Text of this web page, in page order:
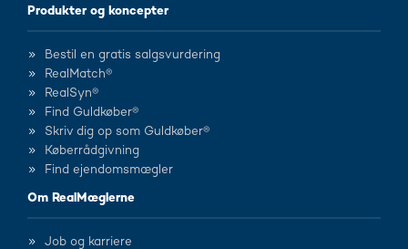
Produkter og koncepter
Bestil en gratis salgsvurdering
RealMatch®
RealSyn®
Find Guldkøber®
Skriv dig op som Guldkøber®
Køberrådgivning
Find ejendomsmægler
Om RealMæglerne
Job og karriere